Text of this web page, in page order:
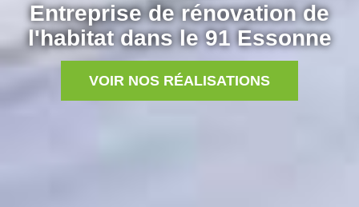
Entreprise de rénovation de
l'habitat dans le 91 Essonne
VOIR NOS RÉALISATIONS